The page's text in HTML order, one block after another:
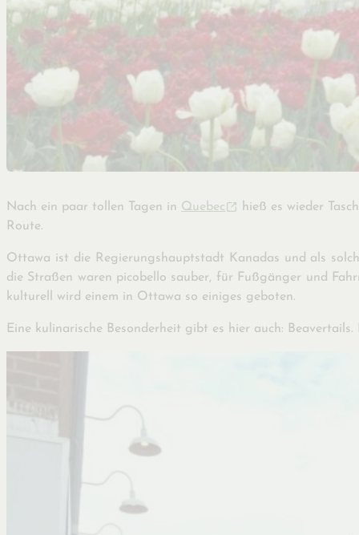
Nach ein paar tollen Tagen in Quebec
hieß es wieder
Route.
Ottawa ist die Regierungshauptstadt Kanadas und als
die Straßen waren picobello sauber, für Fußgänger und
kulturell wird einem in Ottawa so einiges geboten.
Eine kulinarische Besonderheit gibt es hier auch: